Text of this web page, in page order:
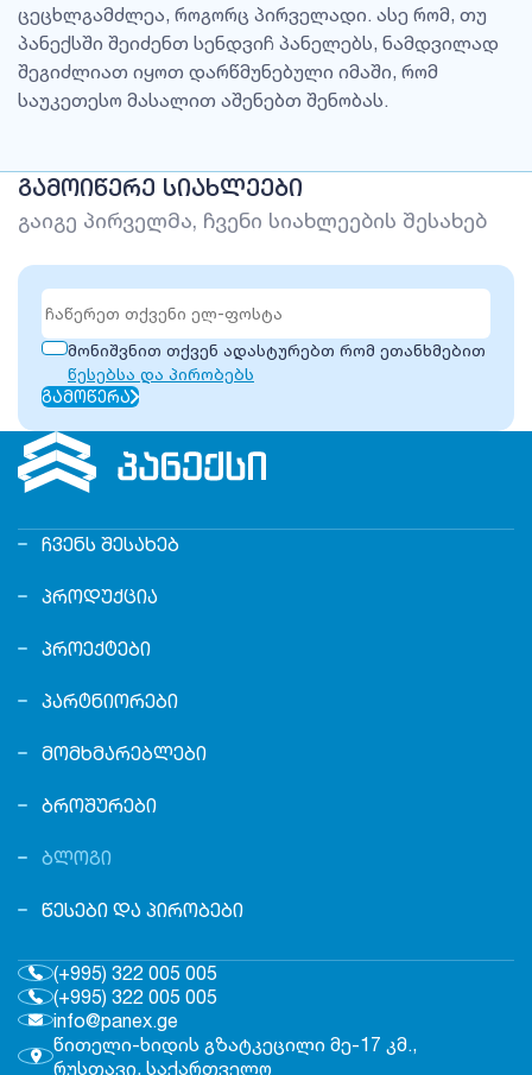
ცეცხლგამძლეა, როგორც პირველადი. ასე რომ, თუ
პანექსში შეიძენთ სენდვიჩ პანელებს, ნამდვილად
შეგიძლიათ იყოთ დარწმუნებული იმაში, რომ
საუკეთესო მასალით აშენებთ შენობას.
ᲒᲐᲛᲝᲘᲬᲔᲠᲔ ᲡᲘᲐᲮᲚᲔᲔᲑᲘ
გაიგე პირველმა, ჩვენი სიახლეების შესახებ
მონიშვნით თქვენ ადასტურებთ რომ ეთანხმებით
წესებსა და პირობებს
ᲒᲐᲛᲝᲬᲔᲠᲐ
(+995) 322 005 005
(+995) 322 005 005
info@panex.ge
წითელი-ხიდის გზატკეცილი მე-17 კმ.,
რუსთავი, საქართველო
ᲩᲕᲔᲜᲡ ᲨᲔᲡᲐᲮᲔᲑ
ᲞᲠᲝᲓᲣᲥᲪᲘᲐ
ᲞᲠᲝᲔᲥᲢᲔᲑᲘ
ᲞᲐᲠᲢᲜᲘᲝᲠᲔᲑᲘ
ᲛᲝᲛᲮᲛᲐᲠᲔᲑᲚᲔᲑᲘ
ᲑᲠᲝᲨᲣᲠᲔᲑᲘ
ᲑᲚᲝᲒᲘ
ᲬᲔᲡᲔᲑᲘ ᲓᲐ ᲞᲘᲠᲝᲑᲔᲑᲘ